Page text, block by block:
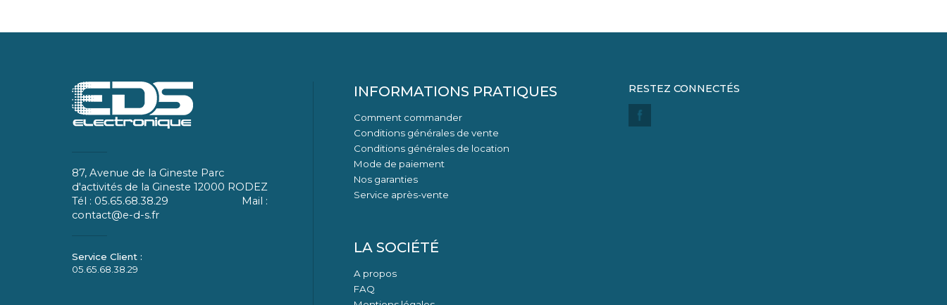
87, Avenue de la Gineste Parc
d'activités de la Gineste 12000 RODEZ
Tél : 05.65.68.38.29 Mail :
contact@e-d-s.fr
05.65.68.38.29
INFORMATIONS PRATIQUES
Comment commander
Conditions générales de vente
Conditions générales de location
Mode de paiement
Nos garanties
Service après-vente
LA SOCIÉTÉ
A propos
FAQ